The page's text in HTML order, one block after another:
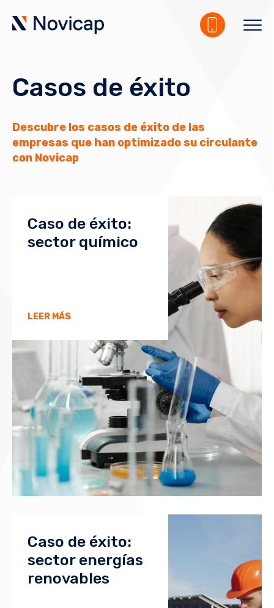
Casos de éxito
Descubre los casos de éxito de las
empresas que han optimizado su circulante
con Novicap
Caso de éxito:
sector químico
LEER MÁS
Caso de éxito:
sector energías
renovables